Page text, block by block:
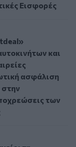
Εισφορές
Υποχρεωτική
και
ασφάλιση
στην
των
κεφάλαια